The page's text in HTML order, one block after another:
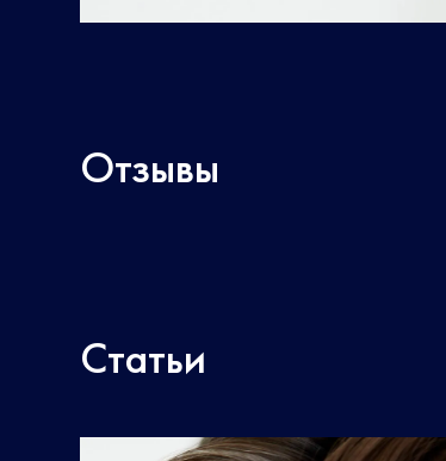
Отзывы
Статьи